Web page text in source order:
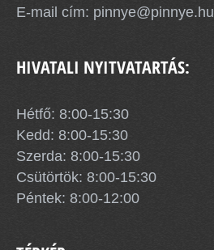
E-mail cím: pinnye@pinnye.hu
HIVATALI NYITVATARTÁS:
Hétfő: 8:00-15:30
Kedd: 8:00-15:30
Szerda: 8:00-15:30
Csütörtök: 8:00-15:30
Péntek: 8:00-12:00